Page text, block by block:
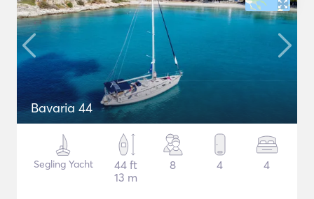
Bavaria 44
Segling Yacht
44 ft
13 m
8 4 4